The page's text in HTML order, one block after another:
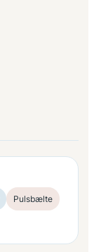
Pulsbælte